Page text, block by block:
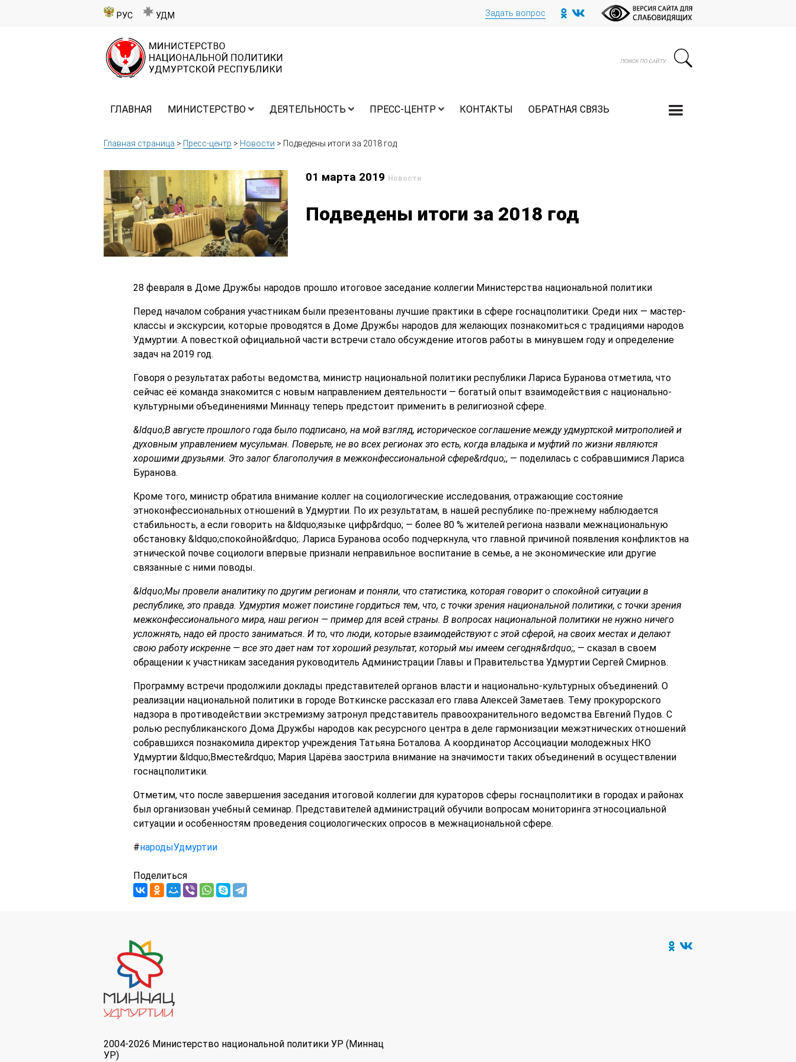
РУС УДМ Задать вопрос
ГЛАВНАЯ МИНИСТЕРСТВО ДЕЯТЕЛЬНОСТЬ ПРЕСС-ЦЕНТР КОНТАКТЫ ОБРАТНАЯ СВЯЗЬ
Главная страница > Пресс-центр > Новости > Подведены итоги за 2018 год
01 марта 2019 Новости
Подведены итоги за 2018 год
28 февраля в Доме Дружбы народов прошло итоговое заседание коллегии Министерства национальной политики
Перед началом собрания участникам были презентованы лучшие практики в сфере госнацполитики. Среди них — мастер-
классы и экскурсии, которые проводятся в Доме Дружбы народов для желающих познакомиться с традициями народов
Удмуртии. А повесткой официальной части встречи стало обсуждение итогов работы в минувшем году и определение
задач на 2019 год.
Говоря о результатах работы ведомства, министр национальной политики республики Лариса Буранова отметила, что
сейчас её команда знакомится с новым направлением деятельности — богатый опыт взаимодействия с национально-
культурными объединениями Миннацу теперь предстоит применить в религиозной сфере.
&ldquo;В августе прошлого года было подписано, на мой взгляд, историческое соглашение между удмуртской митрополией и
духовным управлением мусульман. Поверьте, не во всех регионах это есть, когда владыка и муфтий по жизни являются
хорошими друзьями. Это залог благополучия в межконфессиональной сфере&rdquo;, — поделилась с собравшимися Лариса
Буранова.
Кроме того, министр обратила внимание коллег на социологические исследования, отражающие состояние
этноконфессиональных отношений в Удмуртии. По их результатам, в нашей республике по-прежнему наблюдается
стабильность, а если говорить на &ldquo;языке цифр&rdquo; — более 80 % жителей региона назвали межнациональную
обстановку &ldquo;спокойной&rdquo;. Лариса Буранова особо подчеркнула, что главной причиной появления конфликтов на
этнической почве социологи впервые признали неправильное воспитание в семье, а не экономические или другие
связанные с ними поводы.
&ldquo;Мы провели аналитику по другим регионам и поняли, что статистика, которая говорит о спокойной ситуации в
республике, это правда. Удмуртия может поистине гордиться тем, что, с точки зрения национальной политики, с точки зрения
межконфессионального мира, наш регион — пример для всей страны. В вопросах национальной политики не нужно ничего
усложнять, надо ей просто заниматься. И то, что люди, которые взаимодействуют с этой сферой, на своих местах и делают
свою работу искренне — все это дает нам тот хороший результат, который мы имеем сегодня&rdquo;, — сказал в своем
обращении к участникам заседания руководитель Администрации Главы и Правительства Удмуртии Сергей Смирнов.
Программу встречи продолжили доклады представителей органов власти и национально-культурных объединений. О
реализации национальной политики в городе Воткинске рассказал его глава Алексей Заметаев. Тему прокурорского
надзора в противодействии экстремизму затронул представитель правоохранительного ведомства Евгений Пудов. С
ролью республиканского Дома Дружбы народов как ресурсного центра в деле гармонизации межэтнических отношений
собравшихся познакомила директор учреждения Татьяна Боталова. А координатор Ассоциации молодежных НКО
Удмуртии &ldquo;Вместе&rdquo; Мария Царёва заострила внимание на значимости таких объединений в осуществлении
госнацполитики.
Отметим, что после завершения заседания итоговой коллегии для кураторов сферы госнацполитики в городах и районах
был организован учебный семинар. Представителей администраций обучили вопросам мониторинга этносоциальной
ситуации и особенностям проведения социологических опросов в межнациональной сфере.
#народыУдмуртии
Поделиться
2004-2026 Министерство национальной политики УР (Миннац
УР)